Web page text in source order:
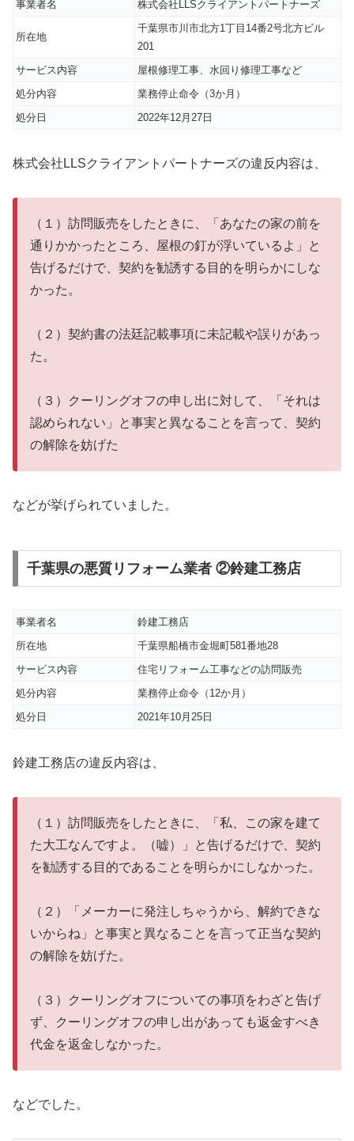
事業者名 株式会社LLSクライアントパートナーズ
所在地
千葉県市川市北方1丁目14番2号北方ビル
201
サービス内容
屋根修理工事、水回り修理工事など
処分内容
業務停止命令（3か月）
処分日
2022年12月27日
株式会社LLSクライアントパートナーズの違反内容は、
（１）訪問販売をしたときに、「あなたの家の前を
通りかかったところ、屋根の釘が浮いているよ」と
告げるだけで、契約を勧誘する目的を明らかにしな
かった。
（２）契約書の法廷記載事項に未記載や誤りがあっ
た。
（３）クーリングオフの申し出に対して、「それは
認められない」と事実と異なることを言って、契約
の解除を妨げた
などが挙げられていました。
千葉県の悪質リフォーム業者 ②鈴建工務店
事業者名
鈴建工務店
所在地
千葉県船橋市金堀町581番地28
サービス内容
住宅リフォーム工事などの訪問販売
処分内容
業務停止命令（12か月）
処分日
2021年10月25日
鈴建工務店の違反内容は、
（１）訪問販売をしたときに、「私、この家を建て
た大工なんですよ。（嘘）」と告げるだけで、契約
を勧誘する目的であることを明らかにしなかった。
（２）「メーカーに発注しちゃうから、解約できな
いからね」と事実と異なることを言って正当な契約
の解除を妨げた。
（３）クーリングオフについての事項をわざと告げ
ず、クーリングオフの申し出があっても返金すべき
代金を返金しなかった。
などでした。